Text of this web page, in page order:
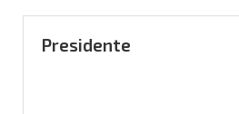
Presidente